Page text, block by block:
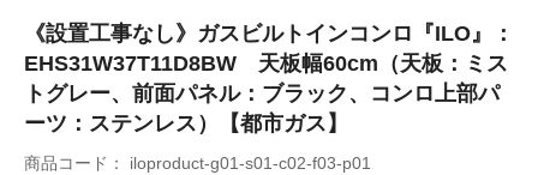
《設置工事なし》ガスビルトインコンロ『ILO』：
EHS31W37T11D8BW 天板幅60cm（天板：ミス
トグレー、前面パネル：ブラック、コンロ上部パ
ーツ：ステンレス）【都市ガス】
商品コード： iloproduct-g01-s01-c02-f03-p01